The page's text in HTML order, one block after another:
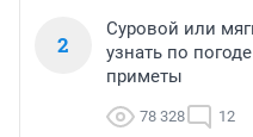
2
Суровой или
узнать по
приметы
78 328 12